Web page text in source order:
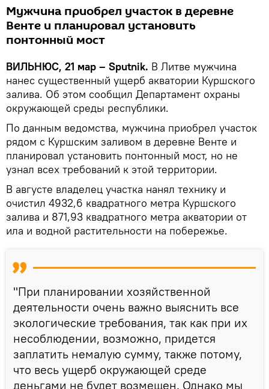
Мужчина приобрел участок в деревне
Венте и планировал установить
понтонный мост
ВИЛЬНЮС, 21 мар – Sputnik. В Литве мужчина
нанес существенный ущерб акватории Куршского
залива. Об этом сообщил Департамент охраны
окружающей среды республики.
По данным ведомства, мужчина приобрел участок
рядом с Куршским заливом в деревне Венте и
планировал установить понтонный мост, но не
узнал всех требований к этой территории.
В августе владелец участка нанял технику и
очистил 4932,6 квадратного метра Куршского
залива и 871,93 квадратного метра акватории от
ила и водной растительности на побережье.
"При планировании хозяйственной
деятельности очень важно выяснить все
экологические требования, так как при их
несоблюдении, возможно, придется
заплатить немалую сумму, также потому,
что весь ущерб окружающей среде
деньгами не будет возмещен. Однако мы